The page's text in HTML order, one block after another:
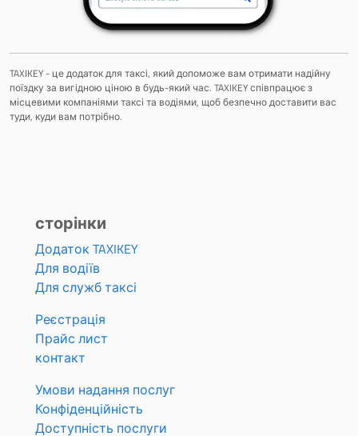
TAXIKEY - це додаток для таксі, який допоможе вам отримати надійну
поїздку за вигідною ціною в будь-який час. TAXIKEY співпрацює з
місцевими компаніями таксі та водіями, щоб безпечно доставити вас
туди, куди вам потрібно.
сторінки
Додаток TAXIKEY
Для водіїв
Для служб таксі
Реєстрація
Прайс лист
контакт
Умови надання послуг
Конфіденційність
Доступність послуги